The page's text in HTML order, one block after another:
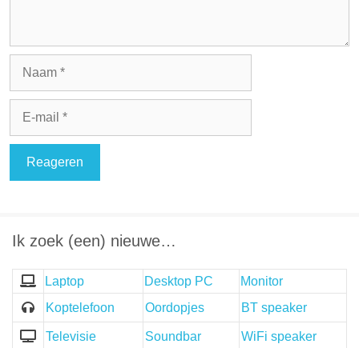
Naam
Ik zoek (een) nieuwe…
Laptop Desktop PC
Monitor
Koptelefoon
Oordopjes BT speaker
Televisie Soundbar WiFi speaker